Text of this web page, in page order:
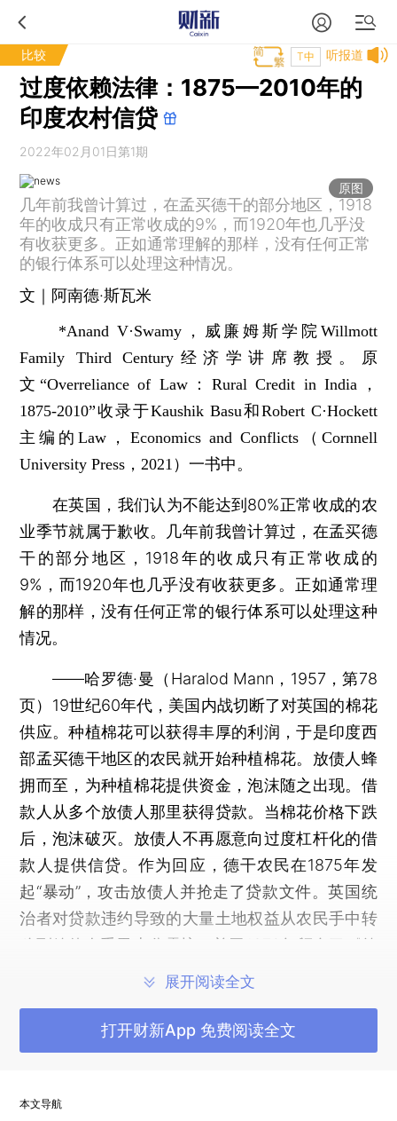
比较 听报道
T中
过度依赖法律：1875—2010年的
印度农村信贷
2022年02月01日第1期
原图
几年前我曾计算过，在孟买德干的部分地区，1918
年的收成只有正常收成的9%，而1920年也几乎没
有收获更多。正如通常理解的那样，没有任何正常
的银行体系可以处理这种情况。
文｜阿南德·斯瓦米
*Anand V·Swamy，威廉姆斯学院Willmott
Family Third Century经济学讲席教授。原
文“Overreliance of Law：Rural Credit in India，
1875-2010”收录于Kaushik Basu和Robert C·Hockett
主编的Law，Economics and Conflicts（Cornnell
University Press，2021）一书中。
在英国，我们认为不能达到80%正常收成的农
业季节就属于歉收。几年前我曾计算过，在孟买德
干的部分地区，1918年的收成只有正常收成的
9%，而1920年也几乎没有收获更多。正如通常理
解的那样，没有任何正常的银行体系可以处理这种
情况。
——哈罗德·曼（Haralod Mann，1957，第78
页）19世纪60年代，美国内战切断了对英国的棉花
供应。种植棉花可以获得丰厚的利润，于是印度西
部孟买德干地区的农民就开始种植棉花。放债人蜂
拥而至，为种植棉花提供资金，泡沫随之出现。借
款人从多个放债人那里获得贷款。当棉花价格下跌
后，泡沫破灭。放债人不再愿意向过度杠杆化的借
款人提供信贷。作为回应，德干农民在1875年发
起“暴动”，攻击放债人并抢走了贷款文件。英国统
治者对贷款违约导致的大量土地权益从农民手中转
移到放债人手里十分震惊，并于1879年颁布了《德
干农民救济法案》（Deccan Agriculturists Relief
人免受放债人的侵害，而放债人被认为寡廉鲜耻并
且需要受到严格的监管。英国统治者随之建立了特
人的不良动机）的巨大自由裁量权。《德干农民救
展开阅读全文
打开财新App 免费阅读全文
本文导航